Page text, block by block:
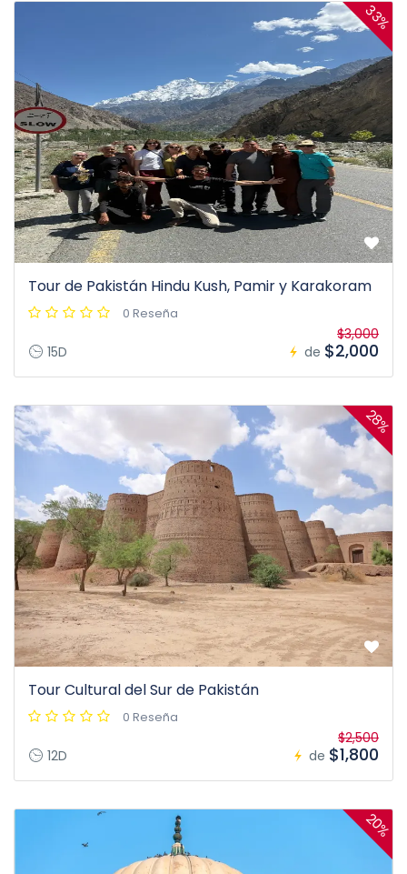
33%
Tour de Pakistán Hindu Kush, Pamir y Karakoram
0 Reseña
15D de
$3,000
$2,000
28%
Tour Cultural del Sur de Pakistán
0 Reseña
12D de
$2,500
$1,800
20%